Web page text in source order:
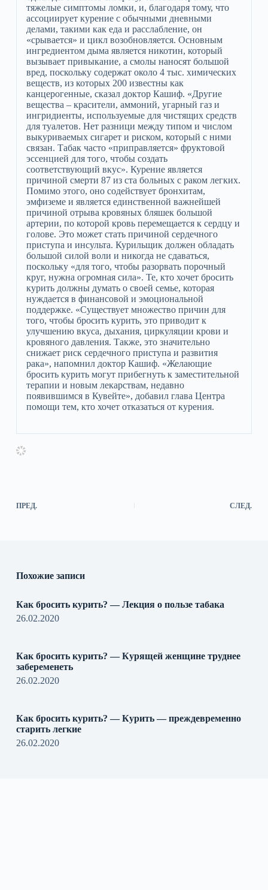
тяжелые симптомы ломки, и, благодаря тому, что
ассоциирует курение с обычными дневными
делами, такими как еда и расслабление, он
«срывается» и цикл возобновляется. Основным
ингредиентом дыма является никотин, который
вызывает привыкание, а смолы наносят большой
вред, поскольку содержат около 4 тыс. химических
веществ, из которых 200 известны как
канцерогенные, сказал доктор Кашиф. «Другие
вещества – красители, аммоний, угарный газ и
ингридиенты, используемые для чистящих средств
для туалетов. Нет разници между типом и числом
выкуриваемых сигарет и риском, который с ними
связан. Табак часто «приправляется» фруктовой
эссенцией для того, чтобы создать
соответствующий вкус». Курение является
причиной смерти 87 из ста больных с раком легких.
Помимо этого, оно содействует бронхитам,
эмфиземе и является единственной важнейшей
причиной отрыва кровяных бляшек большой
артерии, по которой кровь перемещается к сердцу и
голове. Это может стать причиной сердечного
приступа и инсульта. Курильщик должен обладать
большой силой воли и никогда не сдаваться,
поскольку «для того, чтобы разорвать порочный
круг, нужна огромная сила». Те, кто хочет бросить
курить должны думать о своей семье, которая
нуждается в финансовой и эмоциональной
поддержке. «Существует множество причин для
того, чтобы бросить курить, это приводит к
улучшению вкуса, дыхания, циркуляции крови и
кровяного давления. Также, это значительно
снижает риск сердечного приступа и развития
рака», напомнил доктор Кашиф. «Желающие
бросить курить могут прибегнуть к заместительной
терапии и новым лекарствам, недавно
появившимся в Кувейте», добавил глава Центра
помощи тем, кто хочет отказаться от курения.
ПРЕД. СЛЕД.
Похожие записи
Как бросить курить? — Лекция о пользе табака
26.02.2020
Как бросить курить? — Курящей женщине труднее
забеременеть
26.02.2020
Как бросить курить? — Курить — преждевременно
старить легкие
26.02.2020